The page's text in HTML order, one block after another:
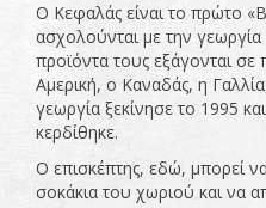
Ο Κεφαλάς είναι το πρώτο
ασχολούνται με την γεωργία
προϊόντα τους εξάγονται
Αμερική, ο Καναδάς, η
γεωργία ξεκίνησε το 1995
κερδίθηκε.
Ο επισκέπτης, εδώ, μπορεί
σοκάκια του χωριού και να